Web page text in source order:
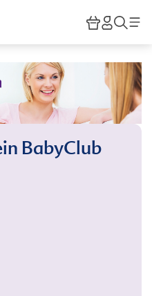
HiPP
BabyClub